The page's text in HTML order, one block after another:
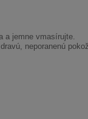
a jemne vmasírujte.
neporanenú